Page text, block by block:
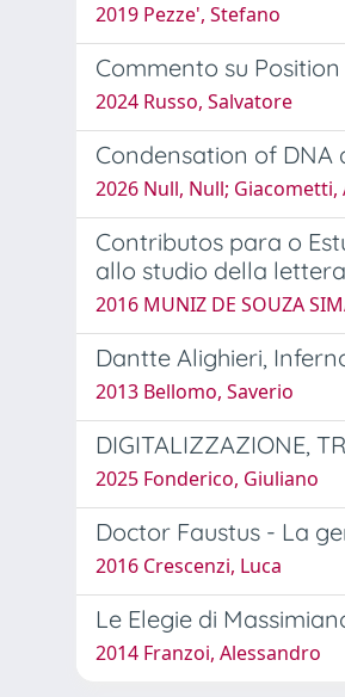
2019 Pezze', Stefano
Commento su
2024 Russo, Salvatore
Condensation of DNA
2026 Null, Null; Giacometti,
Contributos para o
allo studio della
2016 MUNIZ DE SOUZA
Dantte Alighieri,
2013 Bellomo, Saverio
DIGITALIZZAZIONE,
2025 Fonderico, Giuliano
Doctor Faustus - La
2016 Crescenzi, Luca
Le Elegie di
2014 Franzoi, Alessandro